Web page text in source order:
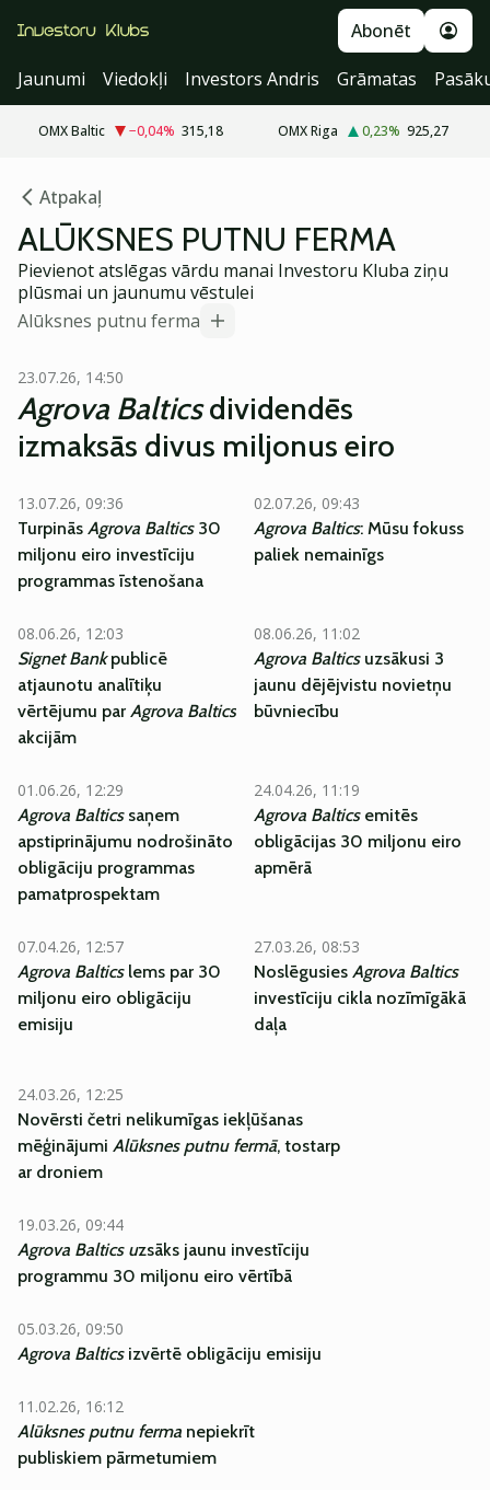
Abonēt
Jaunumi
Viedokļi Investors Andris Grāmatas
OMX Baltic −0,04% 315,18 OMX Riga 0,23% 925,27
Atpakaļ
ALŪKSNES PUTNU FERMA
Pievienot atslēgas vārdu manai Investoru Kluba ziņu
plūsmai un jaunumu vēstulei
Alūksnes putnu ferma
23.07.26, 14:50
Agrova Balticsdividendēs
izmaksās divus miljonus eiro
13.07.26, 09:36
Turpinās Agrova Baltics 30
miljonu eiro investīciju
programmas īstenošana
02.07.26, 09:43
Agrova Baltics: Mūsu fokuss
paliek nemainīgs
08.06.26, 12:03
Signet Bankpublicē
atjaunotu analītiķu
vērtējumu par Agrova Baltics
akcijām
08.06.26, 11:02
Agrova Baltics uzsākusi 3
jaunu dējējvistu novietņu
būvniecību
01.06.26, 12:29
Agrova Balticssaņem
apstiprinājumu nodrošināto
obligāciju programmas
pamatprospektam
24.04.26, 11:19
Agrova Balticsemitēs
obligācijas 30 miljonu eiro
apmērā
07.04.26, 12:57
Agrova Baltics lems par 30
miljonu eiro obligāciju
emisiju
27.03.26, 08:53
Noslēgusies Agrova Baltics
investīciju cikla nozīmīgākā
daļa
24.03.26, 12:25
Novērsti četri nelikumīgas iekļūšanas
mēģinājumi Alūksnes putnu fermā, tostarp
ar droniem
19.03.26, 09:44
Agrova Baltics uzsāks jaunu investīciju
programmu 30 miljonu eiro vērtībā
05.03.26, 09:50
Agrova Balticsizvērtē obligāciju emisiju
11.02.26, 16:12
Alūksnes putnu ferma nepiekrīt
publiskiem pārmetumiem